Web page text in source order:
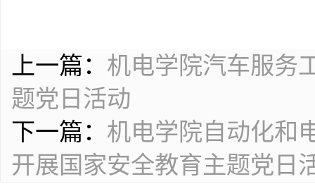
上一篇： 机电学院汽车服务
题党日活动
下一篇： 机电学院自动化和
开展国家安全教育主题党日